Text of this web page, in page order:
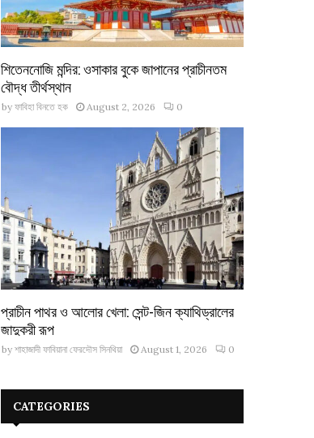
শিতেননোজি মন্দির: ওসাকার বুকে জাপানের প্রাচীনতম
বৌদ্ধ তীর্থস্থান
by ফাবিহা বিনতে হক August 2, 2026 0
প্রাচীন পাথর ও আলোর খেলা: সেন্ট-জিন ক্যাথিড্রালের
জাদুকরী রূপ
by শাহাজাদী ফাবিয়ানা ফেরদৌস সিনথিয়া August 1, 2026 0
CATEGORIES